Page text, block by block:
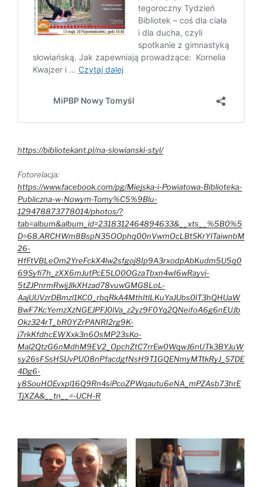
https://bibliotekant.pl/na-slowianski-styl/
Fotorelacja:
https://www.facebook.com/pg/Miejska-i-Powiatowa-Biblioteka-
Publiczna-w-Nowym-Tomy%C5%9Blu-
129478873778014/photos/?
tab=album&album_id=2318312464894633&__xts__%5B0%5
D=68.ARCHWm8BspN35OOphq00nVwmOcLBtSKrYlTaiwnbM
26-
HfFtVBLeOm2YreFckX4lw2sfgoj8Ip9A3rxodpAbKudm5U5q0
69Syfi7h_zXX6mJutPcE5LO0OGzaTbxn4wI6wRayvi-
5tZJPnrmRwijJlkXHzad78vuwGMG8LoL-
AajUUVzrDBmzl1KC0_rbqRkA4MthItlLKuYaJUbs0lT3hQHUaW
BwF7KcYemzXzNGEJPFJ0lVa_z2yz9F0Yq2QNeifoA6g6nEUJb
Okz324rT_bR0YZrPANRI2rg9K-
j7rkKfdhcEWXxk3n6OsMP23sKo-
Mal2QtzG6nMdhM9EV2_OpchZtC7rrEw0WqwJ6nUTk3BYJuW
sy26sFSsHSUvPUO8nPfacdgfNsH9T1GQENmyMTtkRyJ_S7DE
4Dg6-
y8SouHOEvxpl16Q9Rn4siPcoZPWqautu6eNA_mPZAsb73hrE
TjXZA&__tn__=-UCH-R